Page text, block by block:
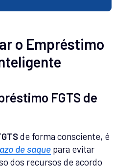
o Empréstimo
FGTS de
de forma consciente, é
de saque para evitar
dos recursos de acordo